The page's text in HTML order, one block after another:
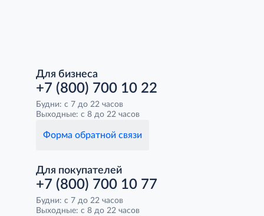
Для бизнеса
+7 (800) 700 10 22
Будни: с 7 до 22 часов
Выходные: с 8 до 22 часов
Форма обратной связи
Для покупателей
+7 (800) 700 10 77
Будни: с 7 до 22 часов
Выходные: с 8 до 22 часов